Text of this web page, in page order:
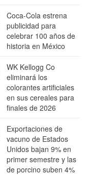
Coca-Cola estrena
publicidad para
celebrar 100 años de
historia en México
WK Kellogg Co
eliminará los
colorantes artificiales
en sus cereales para
finales de 2026
Exportaciones de
vacuno de Estados
Unidos bajan 9% en
primer semestre y las
de porcino suben 4%